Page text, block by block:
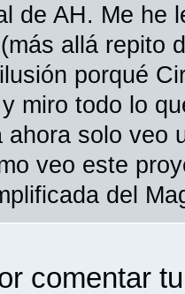
de AH. Me he
allá repito
porqué
miro todo lo
ahora solo veo
veo este
del
comentar